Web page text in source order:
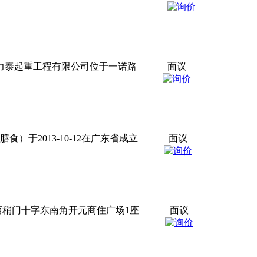
起重工程有限公司位于一诺路
面议
）于2013-10-12在广东省成立
面议
门十字东南角开元商住广场1座
面议